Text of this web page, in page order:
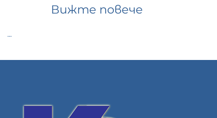
Вижте повече
...